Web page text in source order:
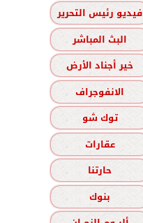
فيديو رئيس التحرير
البث المباشر
خير أجناد الأرض
الانفوجراف
توك شو
عقارات
حارتنا
بنوك